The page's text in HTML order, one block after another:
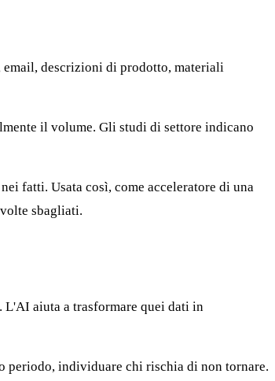
descrizioni di prodotto, materiali
il volume. Gli studi di settore indicano
fatti. Usata così, come acceleratore di una
sbagliati.
aiuta a trasformare quei dati in
periodo, individuare chi rischia di non tornare.